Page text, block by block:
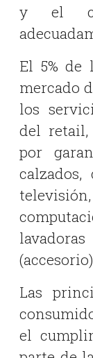
y el
El 5% de
mercado
los
del retail,
por
calzados,
(accesorio)
Las
el